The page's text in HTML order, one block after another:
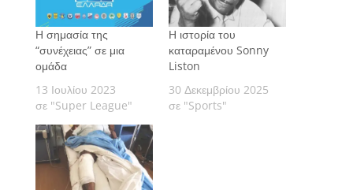
Η σημασία της
“συνέχειας” σε μια
ομάδα
13 Ιουλίου 2023
σε "Super League"
Η ιστορία του
καταραμένου Sonny
Liston
30 Δεκεμβρίου 2025
σε "Sports"